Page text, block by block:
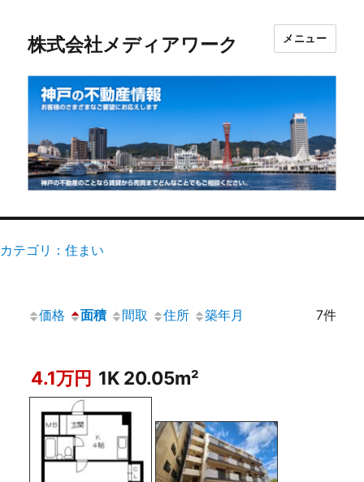
株式会社メディアワーク メニュー
カテゴリ：住まい
価格 面積 間取 住所 築年月 7件
4.1万円 1K 20.05m²